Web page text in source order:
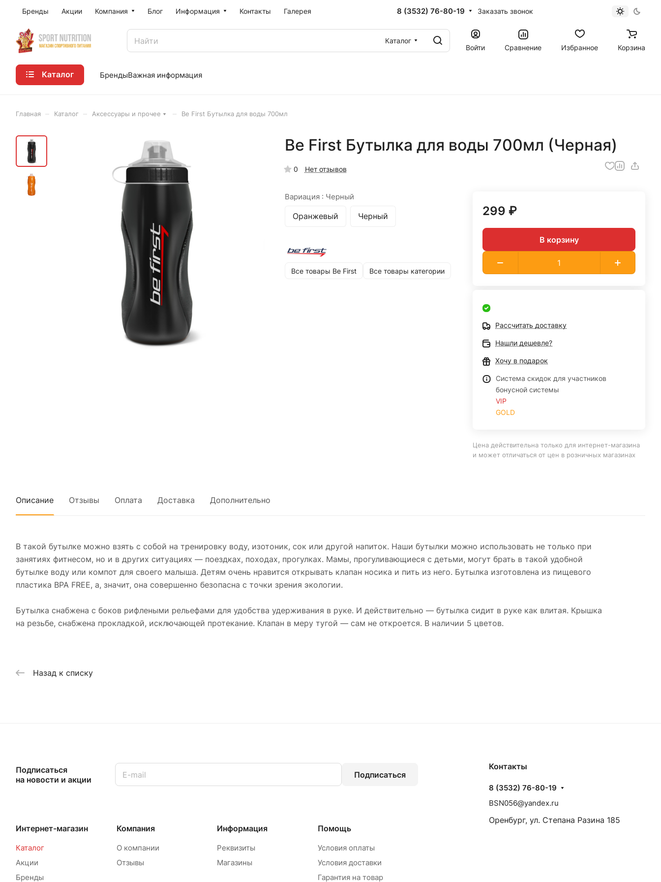
Бренды Акции Компания Блог Информация Контакты Галерея 8 (3532) 76-80-19 Заказать звонок
Каталог
Войти
Сравнение Избранное Корзина
Каталог БрендыВажная информация
Главная Каталог Аксессуары и прочее Be First Бутылка для воды 700мл
Be First Бутылка для воды 700мл (Черная)
0 Нет отзывов
Вариация : Черный
Оранжевый Черный
Все товары Be First Все товары категории
299 ₽
В корзину
Рассчитать доставку
Нашли дешевле?
Хочу в подарок
Система скидок для участников
бонусной системы
VIP
GOLD
Цена действительна только для интернет-магазина
и может отличаться от цен в розничных магазинах
Описание Отзывы Оплата Доставка Дополнительно
В такой бутылке можно взять с собой на тренировку воду, изотоник, сок или другой напиток. Наши бутылки можно использовать не только при
занятиях фитнесом, но и в других ситуациях — поездках, походах, прогулках. Мамы, прогуливающиеся с детьми, могут брать в такой удобной
бутылке воду или компот для своего малыша. Детям очень нравится открывать клапан носика и пить из него. Бутылка изготовлена из пищевого
пластика BPA FREE, а, значит, она совершенно безопасна с точки зрения экологии.
Бутылка снабжена с боков рифлеными рельефами для удобства удерживания в руке. И действительно — бутылка сидит в руке как влитая. Крышка
на резьбе, снабжена прокладкой, исключающей протекание. Клапан в меру тугой — сам не откроется. В наличии 5 цветов.
Назад к списку
Подписаться
на новости и акции
Подписаться
Интернет-магазин
Каталог
Акции
Бренды
Компания
О компании
Отзывы
Информация
Реквизиты
Магазины
Помощь
Условия оплаты
Условия доставки
Гарантия на товар
Контакты
8 (3532) 76-80-19
BSN056@yandex.ru
Оренбург, ул. Степана Разина 185